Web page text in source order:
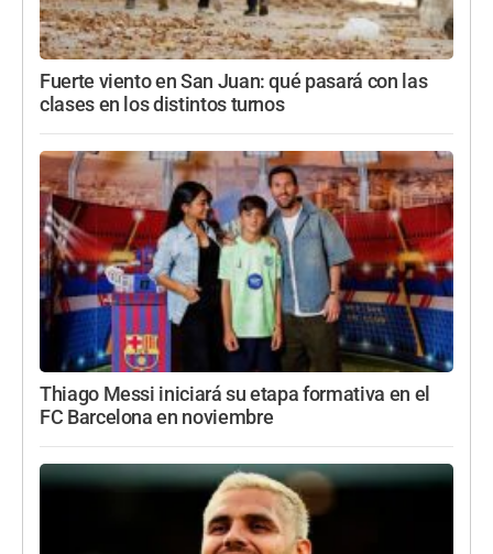
Fuerte viento en San Juan: qué pasará con las
clases en los distintos turnos
Thiago Messi iniciará su etapa formativa en el
FC Barcelona en noviembre